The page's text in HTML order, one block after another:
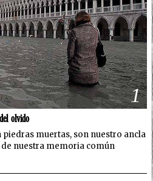
1
olvido
muertas, son nuestro ancla
de nuestra memoria común
2